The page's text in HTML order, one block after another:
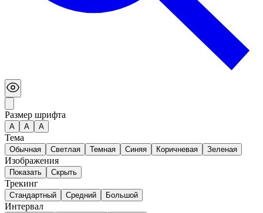
Размер шрифта
А A A
Тема
Обычная Светлая Темная Синяя Коричневая Зеленая
Изображения
Показать Скрыть
Трекинг
Стандартный Средний Большой
Интервал